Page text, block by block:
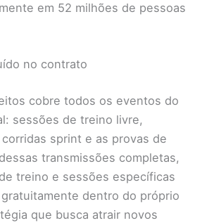
em 52 milhões de pessoas
no contrato
cobre todos os eventos do
sessões de treino livre,
sprint e as provas de
transmissões completas,
treino e sessões específicas
dentro do próprio
que busca atrair novos